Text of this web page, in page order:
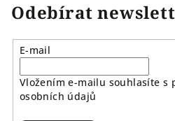
Odebírat
E-mail
Vložením e-mailu souhlasíte s
osobních údajů